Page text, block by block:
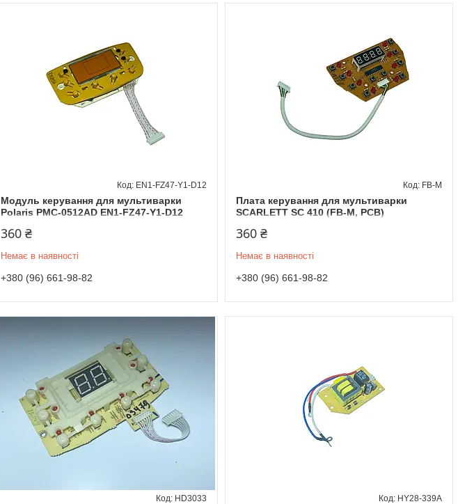
Модуль керування для мультиварки
Polaris PMC-0512AD EN1-FZ47-Y1-D12
EN1-FZ47-Y1-D12
360 ₴
Немає в наявності
+380 (96) 661-98-82
Плата керування для мультиварки
SCARLETT SC 410 (FB-M, PCB)
FB-M
360 ₴
Немає в наявності
+380 (96) 661-98-82
HD3033 HY28-339A